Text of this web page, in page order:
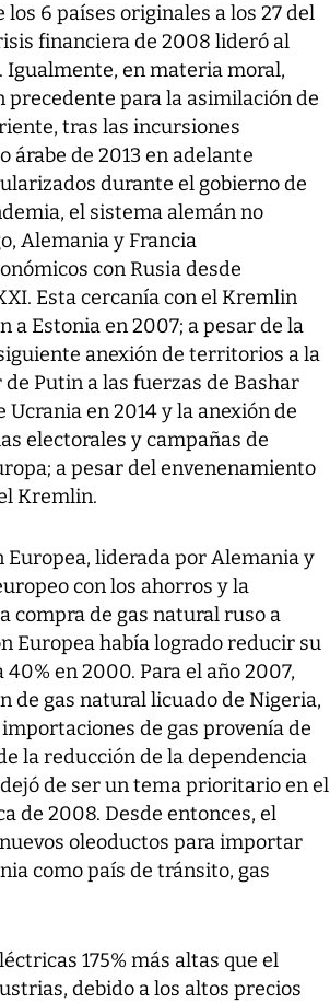
6 países originales a los 27 del
financiera de 2008 lideró al
en materia moral,
para la asimilación de
tras las incursiones
árabe de 2013 en adelante
durante el gobierno de
el sistema alemán no
Alemania y Francia
con Rusia desde
Esta cercanía con el Kremlin
Estonia en 2007; a pesar de la
anexión de territorios a la
Putin a las fuerzas de Bashar
en 2014 y la anexión de
electorales y campañas de
a pesar del envenenamiento
Kremlin.
liderada por Alemania y
con los ahorros y la
compra de gas natural ruso a
Europea había logrado reducir su
en 2000. Para el año 2007,
de gas natural licuado de Nigeria,
de gas provenía de
la reducción de la dependencia
de ser un tema prioritario en el
de 2008. Desde entonces, el
oleoductos para importar
como país de tránsito, gas
175% más altas que el
debido a los altos precios